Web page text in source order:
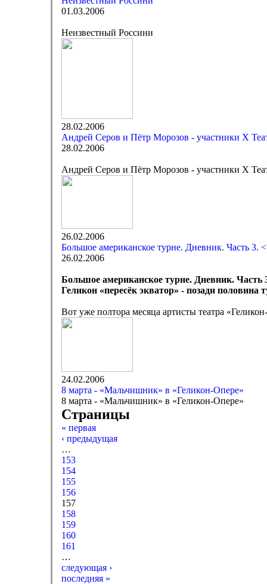
01.03.2006
Неизвестный Россини
28.02.2006
Андрей Серов и Пётр Морозов - участники X
28.02.2006
Андрей Серов и Пётр Морозов - участники X
26.02.2006
Большое американское турне. Дневник. Часть 3.
26.02.2006
Большое американское турне. Дневник. Часть
Геликон «пересёк экватор» - позади половина
Вот уже полтора месяца артисты театра
24.02.2006
8 марта - «Мальчишник» в «Геликон-Опере»
8 марта - «Мальчишник» в «Геликон-Опере»
Страницы
« первая
‹ предыдущая
…
153
154
155
156
157
158
159
160
161
…
следующая ›
последняя »